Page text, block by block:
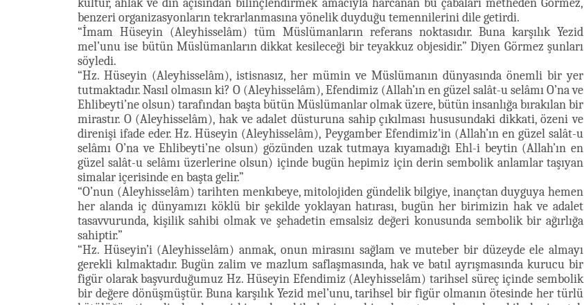
kültür, ahlak ve din açısından bilinçlendirmek amacıyla harcanan bu çabaları metheden Görmez,
benzeri organizasyonların tekrarlanmasına yönelik duyduğu temennilerini dile getirdi.
“İmam Hüseyin (Aleyhisselâm) tüm Müslümanların referans noktasıdır. Buna karşılık Yezid
mel’unu ise bütün Müslümanların dikkat kesileceği bir teyakkuz objesidir.” Diyen Görmez şunları
söyledi.
“Hz. Hüseyin (Aleyhisselâm), istisnasız, her mümin ve Müslümanın dünyasında önemli bir yer
tutmaktadır. Nasıl olmasın ki? O (Aleyhisselâm), Efendimiz (Allah’ın en güzel salât-u selâmı O’na ve
Ehlibeyti’ne olsun) tarafından başta bütün Müslümanlar olmak üzere, bütün insanlığa bırakılan bir
mirastır. O (Aleyhisselâm), hak ve adalet düsturuna sahip çıkılması hususundaki dikkati, özeni ve
direnişi ifade eder. Hz. Hüseyin (Aleyhisselâm), Peygamber Efendimiz'in (Allah’ın en güzel salât-u
selâmı O’na ve Ehlibeyti’ne olsun) gözünden uzak tutmaya kıyamadığı Ehl-i beytin (Allah’ın en
güzel salât-u selâmı üzerlerine olsun) içinde bugün hepimiz için derin sembolik anlamlar taşıyan
simalar içerisinde en başta gelir.”
“O’nun (Aleyhisselâm) tarihten menkıbeye, mitolojiden gündelik bilgiye, inançtan duyguya hemen
her alanda iç dünyamızı köklü bir şekilde yoklayan hatırası, bugün her birimizin hak ve adalet
tasavvurunda, kişilik sahibi olmak ve şehadetin emsalsiz değeri konusunda sembolik bir ağırlığa
sahiptir.”
“Hz. Hüseyin’i (Aleyhisselâm) anmak, onun mirasını sağlam ve muteber bir düzeyde ele almayı
gerekli kılmaktadır. Bugün zalim ve mazlum saflaşmasında, hak ve batıl ayrışmasında kurucu bir
figür olarak başvurduğumuz Hz. Hüseyin Efendimiz (Aleyhisselâm) tarihsel süreç içinde sembolik
bir değere dönüşmüştür. Buna karşılık Yezid mel’unu, tarihsel bir figür olmanın ötesinde her türlü